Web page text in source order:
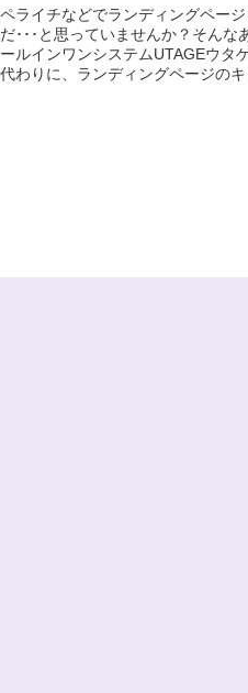
ペライチなどでランディングペー
だ･･･と思っていませんか？そんな
ールインワンシステムUTAGEウタ
代わりに、ランディングページのキ